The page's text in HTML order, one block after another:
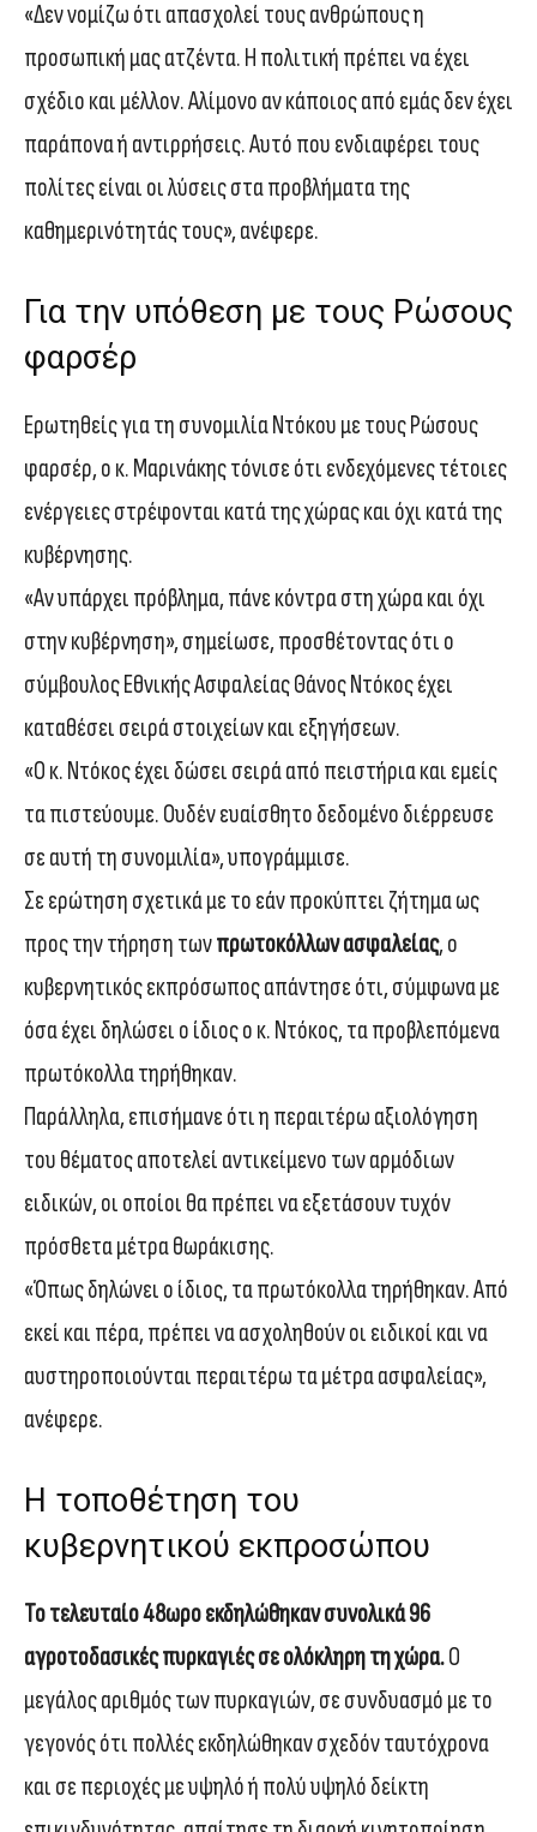
«Δεν νομίζω ότι απασχολεί τους ανθρώπους η
προσωπική μας ατζέντα. Η πολιτική πρέπει να έχει
σχέδιο και μέλλον. Αλίμονο αν κάποιος από εμάς δεν έχει
παράπονα ή αντιρρήσεις. Αυτό που ενδιαφέρει τους
πολίτες είναι οι λύσεις στα προβλήματα της
καθημερινότητάς τους», ανέφερε.
Για την υπόθεση με τους Ρώσους
φαρσέρ
Ερωτηθείς για τη συνομιλία Ντόκου με τους Ρώσους
φαρσέρ, ο κ. Μαρινάκης τόνισε ότι ενδεχόμενες τέτοιες
ενέργειες στρέφονται κατά της χώρας και όχι κατά της
κυβέρνησης.
«Αν υπάρχει πρόβλημα, πάνε κόντρα στη χώρα και όχι
στην κυβέρνηση», σημείωσε, προσθέτοντας ότι ο
σύμβουλος Εθνικής Ασφαλείας Θάνος Ντόκος έχει
καταθέσει σειρά στοιχείων και εξηγήσεων.
«Ο κ. Ντόκος έχει δώσει σειρά από πειστήρια και εμείς
τα πιστεύουμε. Ουδέν ευαίσθητο δεδομένο διέρρευσε
σε αυτή τη συνομιλία», υπογράμμισε.
Σε ερώτηση σχετικά με το εάν προκύπτει ζήτημα ως
προς την τήρηση τωνπρωτοκόλλων ασφαλείας, ο
κυβερνητικός εκπρόσωπος απάντησε ότι, σύμφωνα με
όσα έχει δηλώσει ο ίδιος ο κ. Ντόκος, τα προβλεπόμενα
πρωτόκολλα τηρήθηκαν.
Παράλληλα, επισήμανε ότι η περαιτέρω αξιολόγηση
του θέματος αποτελεί αντικείμενο των αρμόδιων
ειδικών, οι οποίοι θα πρέπει να εξετάσουν τυχόν
πρόσθετα μέτρα θωράκισης.
«Όπως δηλώνει ο ίδιος, τα πρωτόκολλα τηρήθηκαν. Από
εκεί και πέρα, πρέπει να ασχοληθούν οι ειδικοί και να
αυστηροποιούνται περαιτέρω τα μέτρα ασφαλείας»,
ανέφερε.
Η τοποθέτηση του
κυβερνητικού εκπροσώπου
Το τελευταίο 48ωρο εκδηλώθηκαν συνολικά 96
αγροτοδασικές πυρκαγιές σε ολόκληρη τη χώρα.Ο
μεγάλος αριθμός των πυρκαγιών, σε συνδυασμό με το
γεγονός ότι πολλές εκδηλώθηκαν σχεδόν ταυτόχρονα
και σε περιοχές με υψηλό ή πολύ υψηλό δείκτη